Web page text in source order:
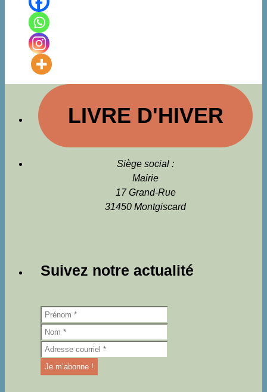
LIVRE D'HIVER
Siège social :
Mairie
17 Grand-Rue
31450 Montgiscard
Suivez notre actualité